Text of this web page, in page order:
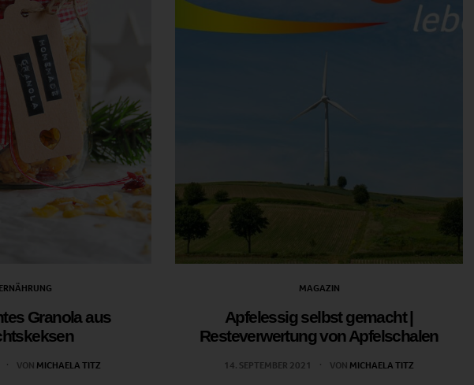
ERNÄHRUNG
Granola aus
VON MICHAELA TITZ
MAGAZIN
Apfelessig selbst gemacht |
Resteverwertung von Apfelschalen
14. SEPTEMBER 2021 VON MICHAELA TITZ